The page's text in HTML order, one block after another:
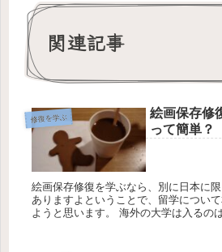
関連記事
修復を学ぶ
絵画保存修
って簡単？
絵画保存修復を学ぶなら、別に日本に
ありますよということで、留学につい
ようと思います。 海外の大学は入るのは簡単、出るのは難し